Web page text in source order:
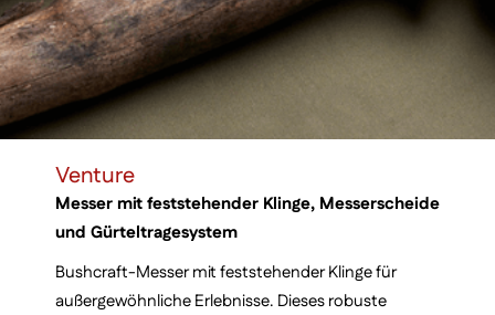
Venture
Messer mit feststehender Klinge, Messerscheide
und Gürteltragesystem
Bushcraft-Messer mit feststehender Klinge für
außergewöhnliche Erlebnisse. Dieses robuste